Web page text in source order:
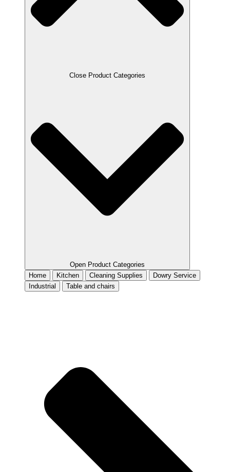
Close Product Categories
Open Product Categories
Home
Kitchen Cleaning Supplies
Dowry Service
Industrial
Table and chairs